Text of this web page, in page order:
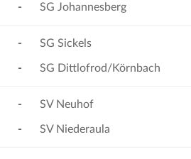
- SG Johannesberg
-
-
SG Sickels
SG Dittlofrod/Körnbach
-
-
SV Neuhof
SV Niederaula